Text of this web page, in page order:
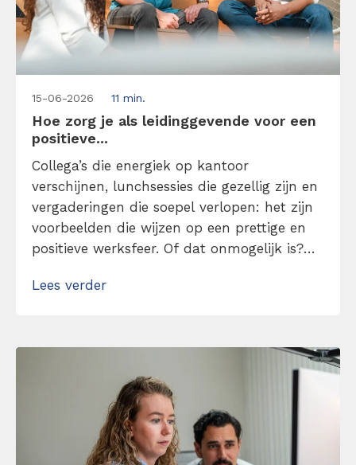
15-06-2026 11 min.
Hoe zorg je als leidinggevende voor een
positieve...
Collega’s die energiek op kantoor
verschijnen, lunchsessies die gezellig zijn en
vergaderingen die soepel verlopen: het zijn
voorbeelden die wijzen op een prettige en
positieve werksfeer. Of dat onmogelijk is?
leidinggevende die positiviteit brengt en ik
Lees verder